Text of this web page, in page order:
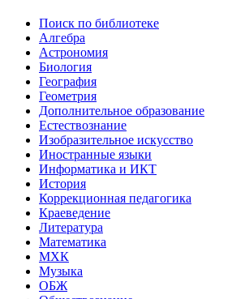
Поиск по библиотеке
Алгебра
Астрономия
Биология
География
Геометрия
Дополнительное образование
Естествознание
Изобразительное искусство
Иностранные языки
Информатика и ИКТ
История
Коррекционная педагогика
Краеведение
Литература
Математика
МХК
Музыка
ОБЖ